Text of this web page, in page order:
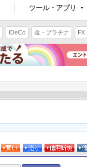
ツール・アプリ
iDeCo 金・プラチナ FX